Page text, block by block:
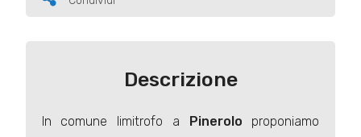
Descrizione
In comune limitrofo a Pinerolo proponiamo